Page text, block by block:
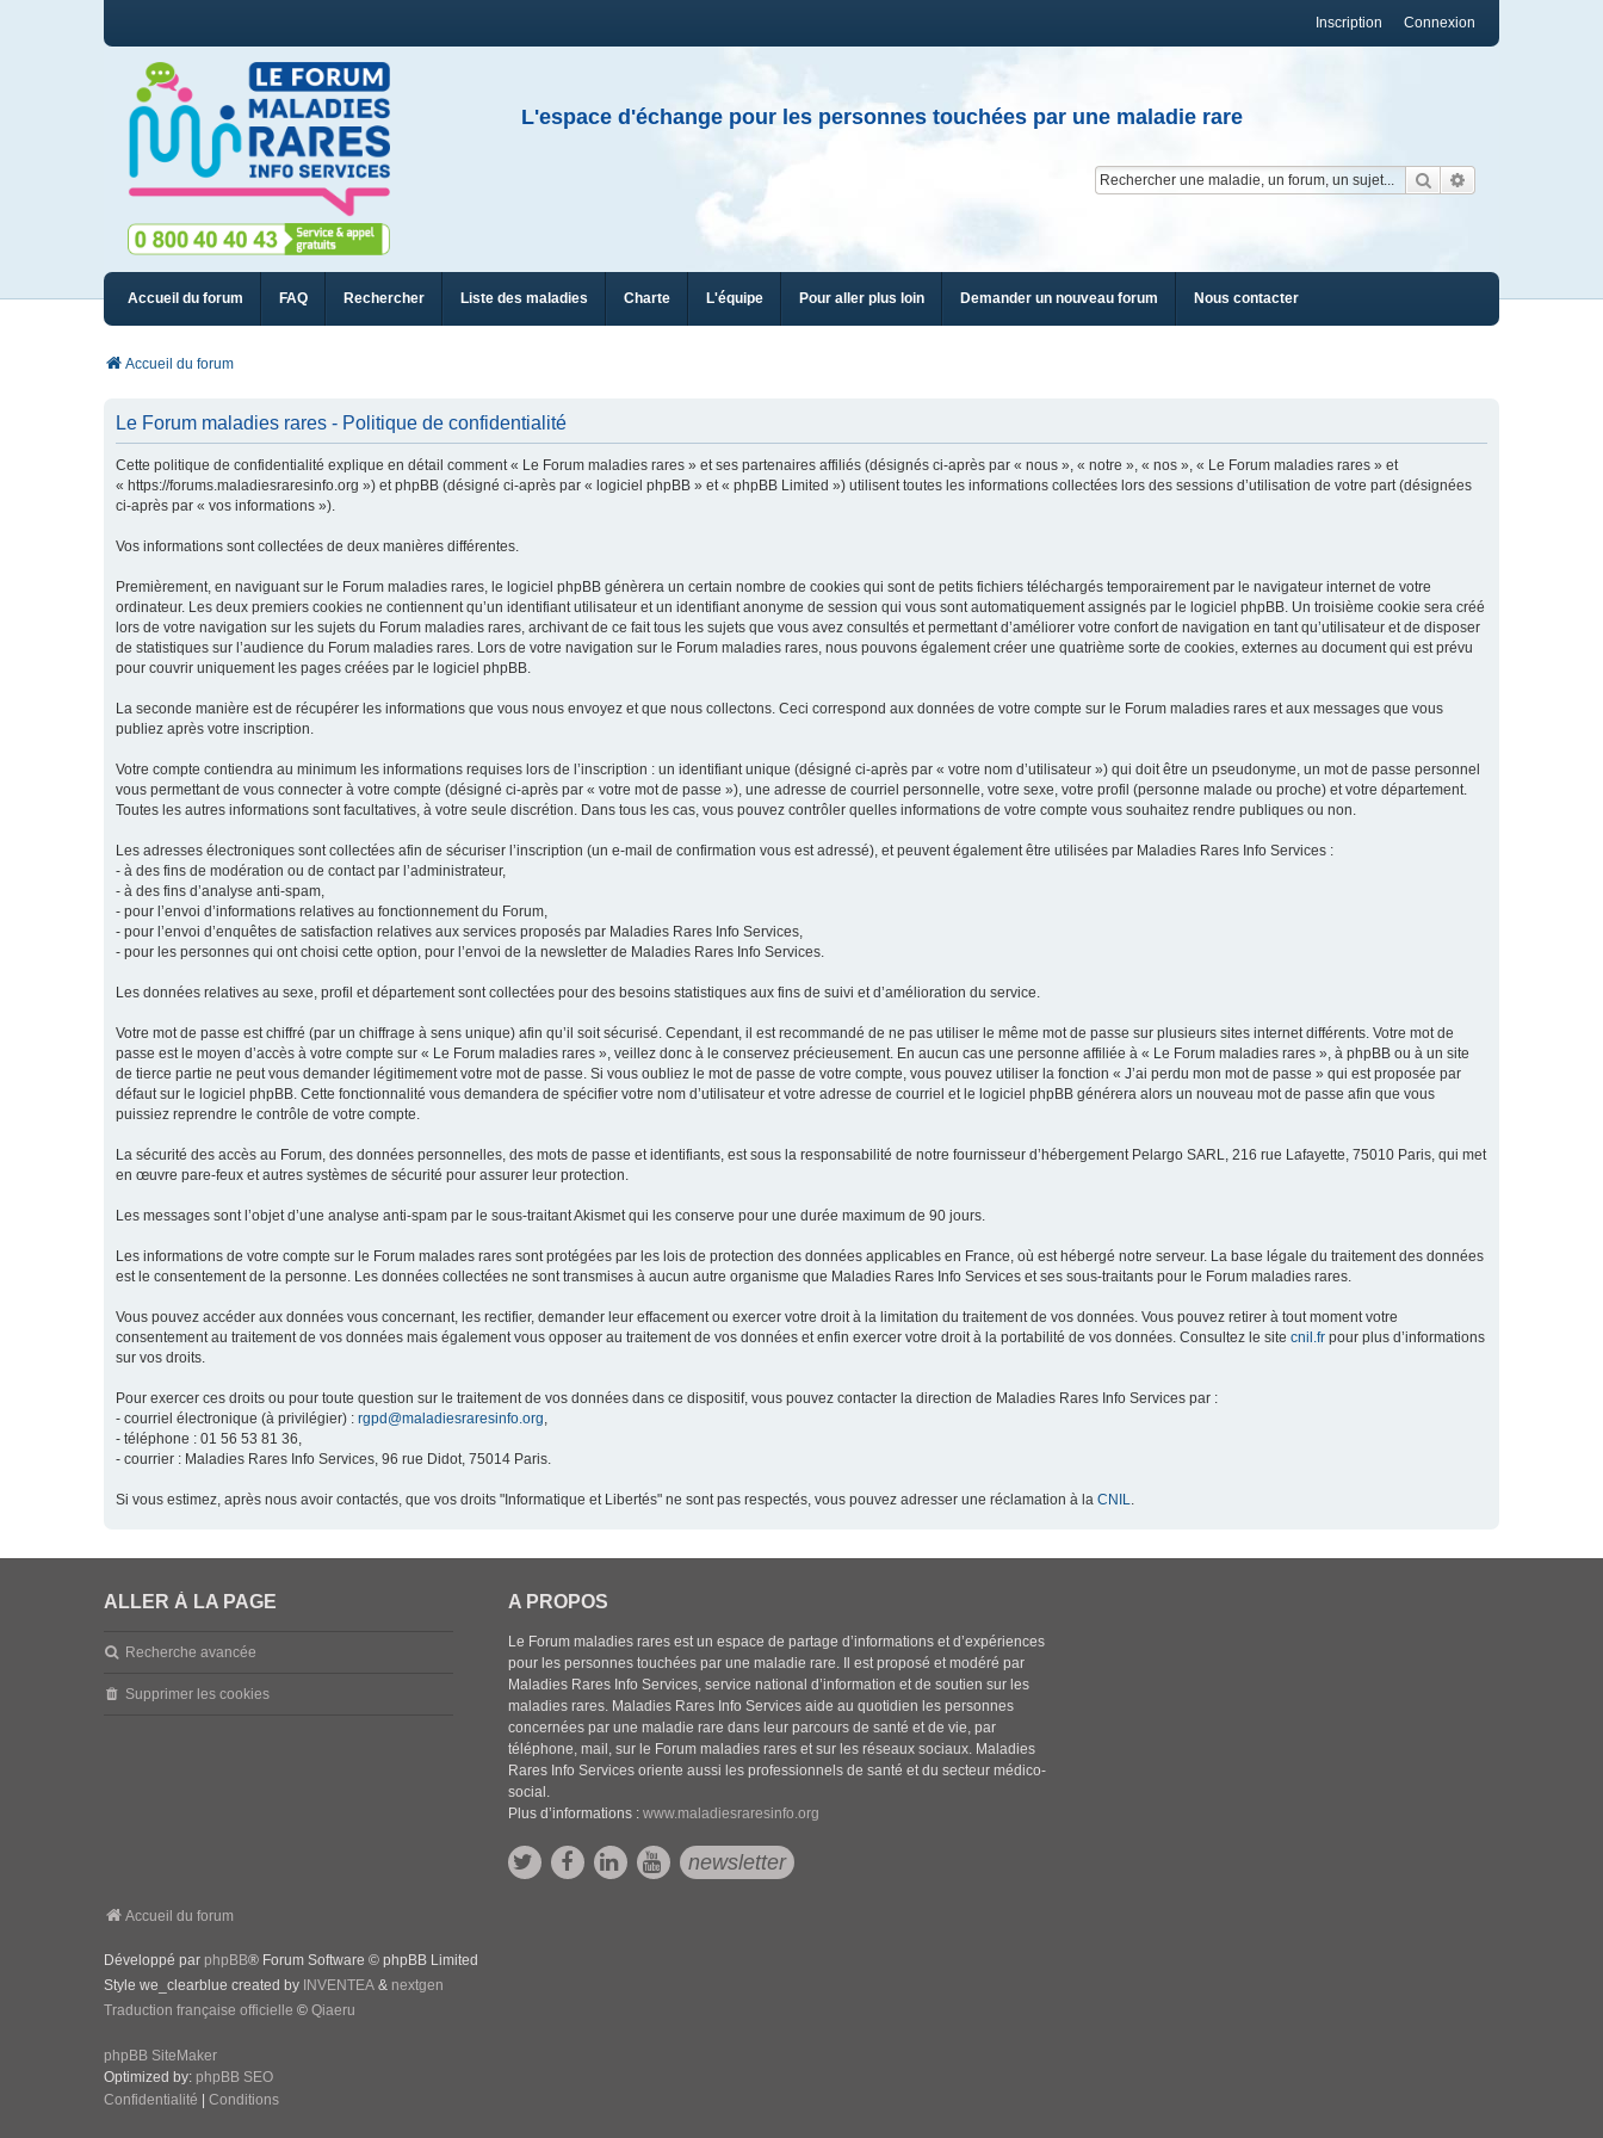
Connexion
Inscription
L'espace d'échange pour les personnes touchées par une maladie rare
Rechercher
Accueil du forum FAQ Rechercher Liste des maladies Charte L'équipe Pour aller plus loin Demander un nouveau forum Nous contacter
Accueil du forum
Le Forum maladies rares - Politique de confidentialité
Cette politique de confidentialité explique en détail comment « Le Forum maladies rares » et ses partenaires affiliés (désignés ci-après par « nous », « notre », « nos », « Le Forum maladies rares » et
« https://forums.maladiesraresinfo.org ») et phpBB (désigné ci-après par « logiciel phpBB » et « phpBB Limited ») utilisent toutes les informations collectées lors des sessions d’utilisation de votre part (désignées
ci-après par « vos informations »).
Vos informations sont collectées de deux manières différentes.
Premièrement, en naviguant sur le Forum maladies rares, le logiciel phpBB génèrera un certain nombre de cookies qui sont de petits fichiers téléchargés temporairement par le navigateur internet de votre
ordinateur. Les deux premiers cookies ne contiennent qu’un identifiant utilisateur et un identifiant anonyme de session qui vous sont automatiquement assignés par le logiciel phpBB. Un troisième cookie sera créé
lors de votre navigation sur les sujets du Forum maladies rares, archivant de ce fait tous les sujets que vous avez consultés et permettant d’améliorer votre confort de navigation en tant qu’utilisateur et de disposer
de statistiques sur l’audience du Forum maladies rares. Lors de votre navigation sur le Forum maladies rares, nous pouvons également créer une quatrième sorte de cookies, externes au document qui est prévu
pour couvrir uniquement les pages créées par le logiciel phpBB.
La seconde manière est de récupérer les informations que vous nous envoyez et que nous collectons. Ceci correspond aux données de votre compte sur le Forum maladies rares et aux messages que vous
publiez après votre inscription.
Votre compte contiendra au minimum les informations requises lors de l’inscription : un identifiant unique (désigné ci-après par « votre nom d’utilisateur ») qui doit être un pseudonyme, un mot de passe personnel
vous permettant de vous connecter à votre compte (désigné ci-après par « votre mot de passe »), une adresse de courriel personnelle, votre sexe, votre profil (personne malade ou proche) et votre département.
Toutes les autres informations sont facultatives, à votre seule discrétion. Dans tous les cas, vous pouvez contrôler quelles informations de votre compte vous souhaitez rendre publiques ou non.
Les adresses électroniques sont collectées afin de sécuriser l’inscription (un e-mail de confirmation vous est adressé), et peuvent également être utilisées par Maladies Rares Info Services :
- à des fins de modération ou de contact par l’administrateur,
- à des fins d’analyse anti-spam,
- pour l’envoi d’informations relatives au fonctionnement du Forum,
- pour l’envoi d’enquêtes de satisfaction relatives aux services proposés par Maladies Rares Info Services,
- pour les personnes qui ont choisi cette option, pour l’envoi de la newsletter de Maladies Rares Info Services.
Les données relatives au sexe, profil et département sont collectées pour des besoins statistiques aux fins de suivi et d’amélioration du service.
Votre mot de passe est chiffré (par un chiffrage à sens unique) afin qu’il soit sécurisé. Cependant, il est recommandé de ne pas utiliser le même mot de passe sur plusieurs sites internet différents. Votre mot de
passe est le moyen d’accès à votre compte sur « Le Forum maladies rares », veillez donc à le conservez précieusement. En aucun cas une personne affiliée à « Le Forum maladies rares », à phpBB ou à un site
de tierce partie ne peut vous demander légitimement votre mot de passe. Si vous oubliez le mot de passe de votre compte, vous pouvez utiliser la fonction « J’ai perdu mon mot de passe » qui est proposée par
défaut sur le logiciel phpBB. Cette fonctionnalité vous demandera de spécifier votre nom d’utilisateur et votre adresse de courriel et le logiciel phpBB générera alors un nouveau mot de passe afin que vous
puissiez reprendre le contrôle de votre compte.
La sécurité des accès au Forum, des données personnelles, des mots de passe et identifiants, est sous la responsabilité de notre fournisseur d’hébergement Pelargo SARL, 216 rue Lafayette, 75010 Paris, qui met
en œuvre pare-feux et autres systèmes de sécurité pour assurer leur protection.
Les messages sont l’objet d’une analyse anti-spam par le sous-traitant Akismet qui les conserve pour une durée maximum de 90 jours.
Les informations de votre compte sur le Forum malades rares sont protégées par les lois de protection des données applicables en France, où est hébergé notre serveur. La base légale du traitement des données
est le consentement de la personne. Les données collectées ne sont transmises à aucun autre organisme que Maladies Rares Info Services et ses sous-traitants pour le Forum maladies rares.
Vous pouvez accéder aux données vous concernant, les rectifier, demander leur effacement ou exercer votre droit à la limitation du traitement de vos données. Vous pouvez retirer à tout moment votre
consentement au traitement de vos données mais également vous opposer au traitement de vos données et enfin exercer votre droit à la portabilité de vos données. Consultez le site cnil.fr pour plus d’informations
sur vos droits.
Pour exercer ces droits ou pour toute question sur le traitement de vos données dans ce dispositif, vous pouvez contacter la direction de Maladies Rares Info Services par :
- courriel électronique (à privilégier) : rgpd@maladiesraresinfo.org,
- téléphone : 01 56 53 81 36,
- courrier : Maladies Rares Info Services, 96 rue Didot, 75014 Paris.
Si vous estimez, après nous avoir contactés, que vos droits "Informatique et Libertés" ne sont pas respectés, vous pouvez adresser une réclamation à la CNIL.
ALLER À LA PAGE
Recherche avancée
Supprimer les cookies
A PROPOS
Le Forum maladies rares est un espace de partage d’informations et d’expériences
pour les personnes touchées par une maladie rare. Il est proposé et modéré par
Maladies Rares Info Services, service national d’information et de soutien sur les
maladies rares. Maladies Rares Info Services aide au quotidien les personnes
concernées par une maladie rare dans leur parcours de santé et de vie, par
téléphone, mail, sur le Forum maladies rares et sur les réseaux sociaux. Maladies
Rares Info Services oriente aussi les professionnels de santé et du secteur médico-
social.
Plus d’informations :www.maladiesraresinfo.org
newsletter
Accueil du forum
Développé par phpBB® Forum Software © phpBB Limited
Style we_clearblue created by INVENTEA & nextgen
Traduction française officielle © Qiaeru
phpBB SiteMaker
Optimized by: phpBB SEO
Confidentialité
Conditions